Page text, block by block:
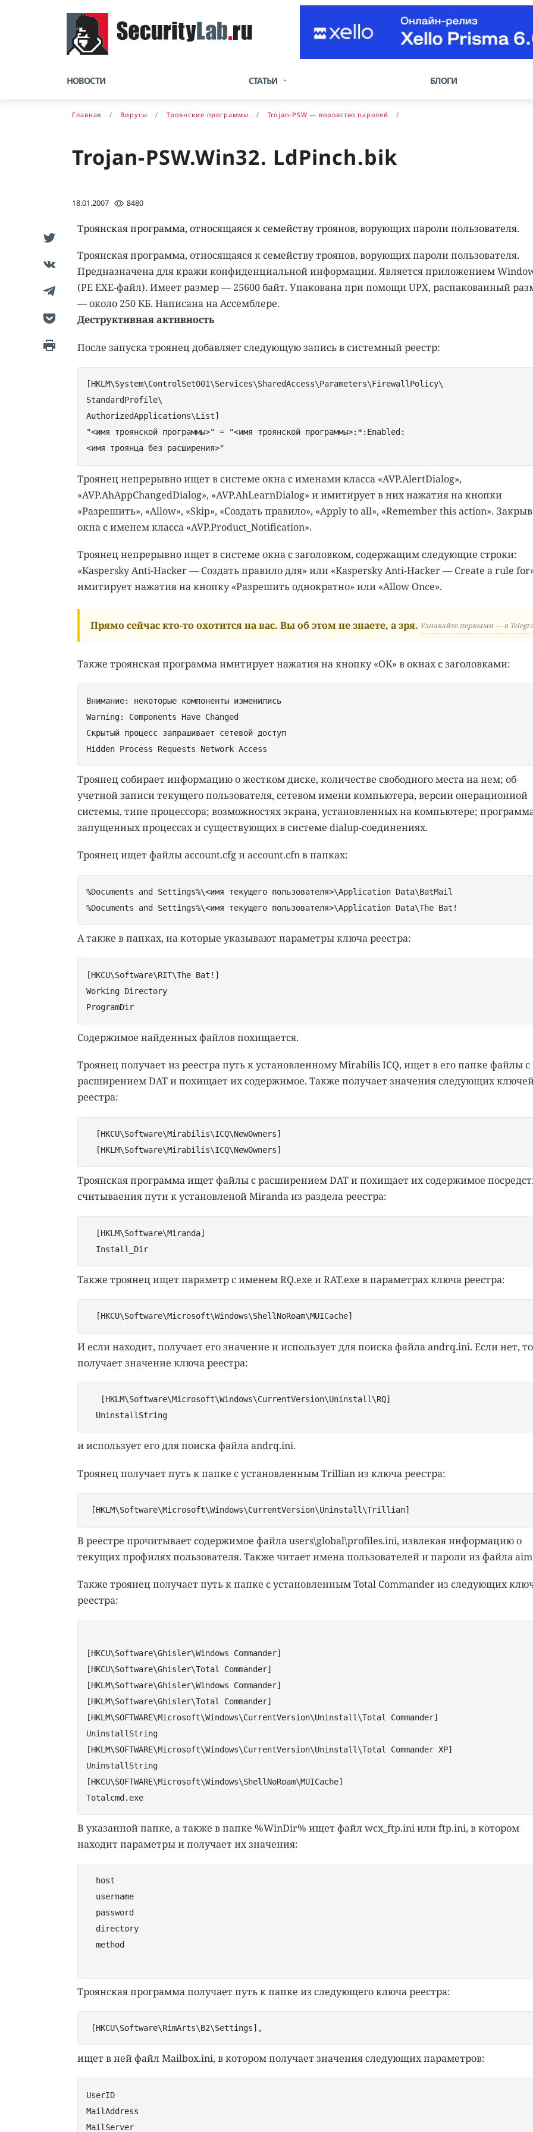
НОВОСТИ СТАТЬИ БЛОГИ
Главная Вирусы Троянские программы Trojan-PSW — воровство паролей
Trojan-PSW.Win32. LdPinch.bik
18.01.2007 8480
Троянская программа, относящаяся к семейству троянов, ворующих пароли пользователя.
Троянская программа, относящаяся к семейству троянов, ворующих пароли пользователя.
Предназначена для кражи конфиденциальной информации. Является приложением
(PE EXE-файл). Имеет размер — 25600 байт. Упакована при помощи UPX, распакованный
— около 250 КБ. Написана на Ассемблере.
Деструктивная активность
После запуска троянец добавляет следующую запись в системный реестр:
[HKLM\System\ControlSet001\Services\SharedAccess\Parameters\FirewallPolicy\
StandardProfile\
AuthorizedApplications\List]
"<имя троянской программы>" = "<имя троянской программы>:*:Enabled:
<имя троянца без расширения>"
Троянец непрерывно ищет в системе окна с именами класса «AVP.AlertDialog»,
«AVP.AhAppChangedDialog», «AVP.AhLearnDialog» и имитирует в них нажатия на кнопки
«Разрешить», «Allow», «Skip», «Создать правило», «Apply to all», «Remember this action».
окна с именем класса «AVP.Product_Notification».
Троянец непрерывно ищет в системе окна с заголовком, содержащим следующие строки:
«Kaspersky Anti-Hacker — Создать правило для» или «Kaspersky Anti-Hacker — Create a rule
имитирует нажатия на кнопку «Разрешить однократно» или «Allow Once».
Прямо сейчас кто-то охотится на вас. Вы об этом не знаете, а зря. Узнавайте первыми — в
Также троянская программа имитирует нажатия на кнопку «OK» в окнах с заголовками:
Внимание: некоторые компоненты изменились
Warning: Components Have Changed
Скрытый процесс запрашивает сетевой доступ
Hidden Process Requests Network Access
Троянец собирает информацию о жестком диске, количестве свободного места на нем; об
учетной записи текущего пользователя, сетевом имени компьютера, версии операционной
системы, типе процессора; возможностях экрана, установленных на компьютере;
запущенных процессах и существующих в системе dialup-соединениях.
Троянец ищет файлы account.cfg и account.cfn в папках:
%Documents and Settings%\<имя текущего пользователя>\Application Data\BatMail
%Documents and Settings%\<имя текущего пользователя>\Application Data\The Bat!
А также в папках, на которые указывают параметры ключа реестра:
[HKCU\Software\RIT\The Bat!]
Working Directory
ProgramDir
Содержимое найденных файлов похищается.
Троянец получает из реестра путь к установленному Mirabilis ICQ, ищет в его папке файлы с
расширением DAT и похищает их содержимое. Также получает значения следующих
реестра:
  [HKCU\Software\Mirabilis\ICQ\NewOwners]
  [HKLM\Software\Mirabilis\ICQ\NewOwners]
Троянская программа ищет файлы с расширением DAT и похищает их содержимое
считываения пути к установленой Miranda из раздела реестра:
  [HKLM\Software\Miranda]
  Install_Dir
Также троянец ищет параметр с именем RQ.exe и RAT.exe в параметрах ключа реестра:
  [HKCU\Software\Microsoft\Windows\ShellNoRoam\MUICache]
И если находит, получает его значение и использует для поиска файла andrq.ini. Если нет, то
получает значение ключа реестра:
   [HKLM\Software\Microsoft\Windows\CurrentVersion\Uninstall\RQ]
  UninstallString
и использует его для поиска файла andrq.ini.
Троянец получает путь к папке с установленным Trillian из ключа реестра:
[HKLM\Software\Microsoft\Windows\CurrentVersion\Uninstall\Trillian]
В реестре прочитывает содержимое файла users\global\profiles.ini, извлекая информацию о
текущих профилях пользователя. Также читает имена пользователей и пароли из файла
Также троянец получает путь к папке с установленным Total Commander из следующих
реестра:
[HKCU\Software\Ghisler\Windows Commander]
[HKCU\Software\Ghisler\Total Commander]
[HKLM\Software\Ghisler\Windows Commander]
[HKLM\Software\Ghisler\Total Commander]
[HKLM\SOFTWARE\Microsoft\Windows\CurrentVersion\Uninstall\Total Commander]
UninstallString
[HKLM\SOFTWARE\Microsoft\Windows\CurrentVersion\Uninstall\Total Commander XP]
UninstallString
[HKCU\SOFTWARE\Microsoft\Windows\ShellNoRoam\MUICache]
Totalcmd.exe
В указанной папке, а также в папке %WinDir% ищет файл wcx_ftp.ini или ftp.ini, в котором
находит параметры и получает их значения:
  host
  username
  password
  directory
  method
Троянская программа получает путь к папке из следующего ключа реестра:
[HKCU\Software\RimArts\B2\Settings],
ищет в ней файл Mailbox.ini, в котором получает значения следующих параметров:
UserID
MailAddress
MailServer